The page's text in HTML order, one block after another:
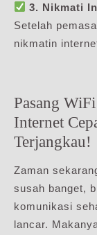
3. Nikmati
Setelah
nikmatin
Pasang
Internet
Terjangkau!
Zaman
susah banget,
komunikasi
lancar.